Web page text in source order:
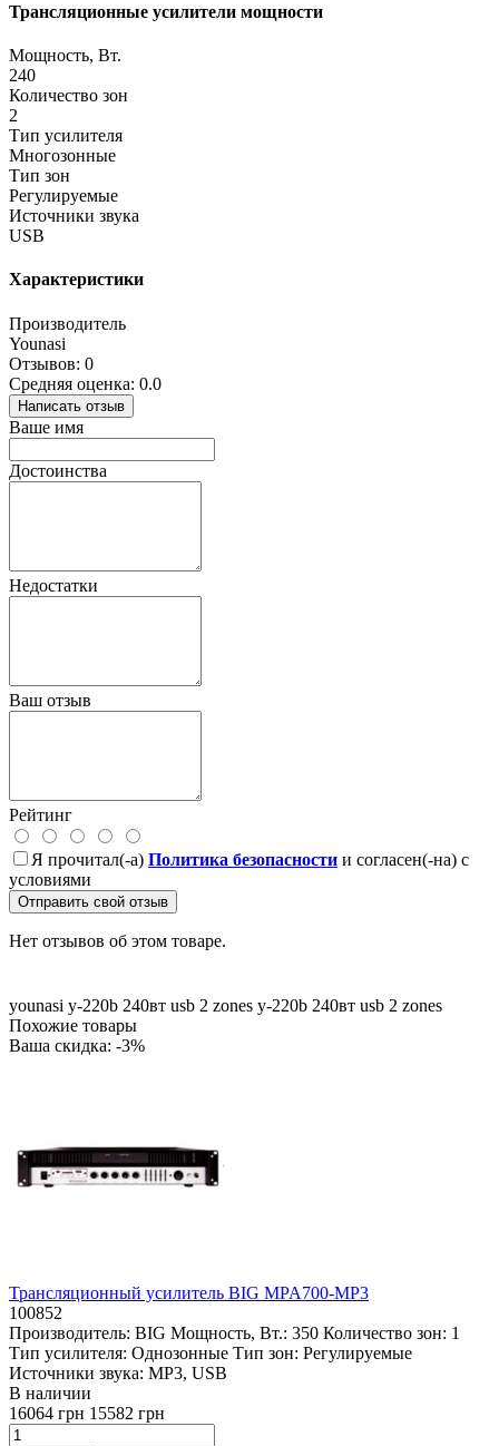
Трансляционные усилители мощности
Мощность, Вт.
240
Количество зон
2
Тип усилителя
Многозонные
Тип зон
Регулируемые
Источники звука
USB
Характеристики
Производитель
Younasi
Отзывов: 0
Средняя оценка: 0.0
Написать отзыв
Ваше имя
Достоинства
Недостатки
Ваш отзыв
Рейтинг
Я прочитал(-а) Политика безопасности и согласен(-на) с
условиями
Отправить свой отзыв
Нет отзывов об этом товаре.
younasi y-220b 240вт usb 2 zones y-220b 240вт usb 2 zones
Похожие товары
Ваша скидка: -3%
Трансляционный усилитель BIG MPA700-MP3
100852
Производитель: BIG Мощность, Вт.: 350 Количество зон: 1
Тип усилителя: Однозонные Тип зон: Регулируемые
Источники звука: MP3, USB
В наличии
16064 грн 15582 грн